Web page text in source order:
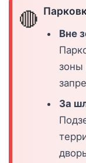
🔴
Вне
зоны
За